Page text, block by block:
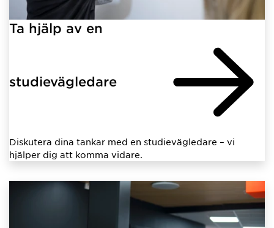
Ta hjälp av en
studievägledare
Diskutera dina tankar med en studievägledare – vi
hjälper dig att komma vidare.